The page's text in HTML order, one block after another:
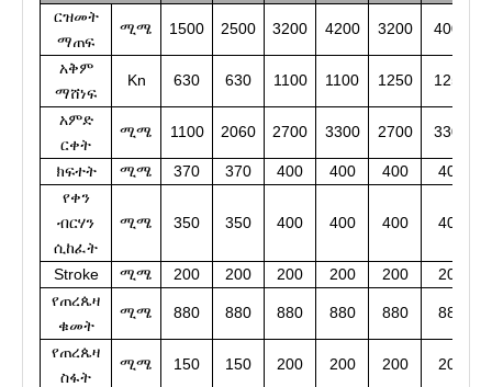
ርዝመት
ማጠፍ
ሚሜ 1500 2500 3200 4200 3200 4000
አቅም
ማሸነፍ
Kn 630 630 1100 1100 1250 1250
አምድ
ርቀት
ሚሜ 1100 2060 2700 3300 2700 3300
ክፍተት ሚሜ 370 370 400 400 400
400
የቀን
ብርሃን
ሲከፈት
ሚሜ 350 350 400 400 400 400
Stroke ሚሜ 200 200 200 200 200
200
የጠረጴዛ
ቁመት
ሚሜ 880 880 880 880 880 880
የጠረጴዛ
ስፋት
ሚሜ 150 150 200 200 200 200